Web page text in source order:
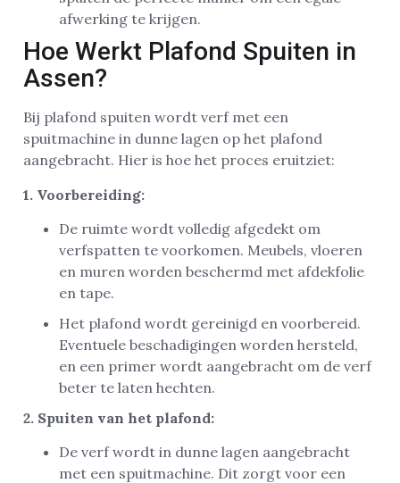
afwerking te krijgen.
Hoe Werkt Plafond Spuiten in
Assen?
Bij plafond spuiten wordt verf met een
spuitmachine in dunne lagen op het plafond
aangebracht. Hier is hoe het proces eruitziet:
1. Voorbereiding:
De ruimte wordt volledig afgedekt om
verfspatten te voorkomen. Meubels, vloeren
en muren worden beschermd met afdekfolie
en tape.
Het plafond wordt gereinigd en voorbereid.
Eventuele beschadigingen worden hersteld,
en een primer wordt aangebracht om de verf
beter te laten hechten.
2. Spuiten van het plafond:
De verf wordt in dunne lagen aangebracht
met een spuitmachine. Dit zorgt voor een